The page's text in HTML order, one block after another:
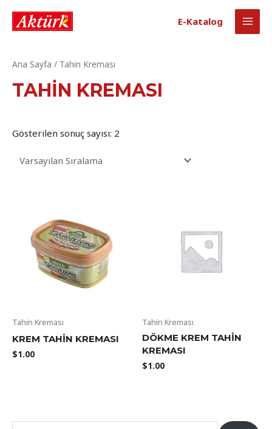
E-Katalog
Ana Sayfa / Tahin Kreması
TAHIN KREMASI
Gösterilen sonuç sayısı: 2
Tahin Kreması
KREM TAHIN KREMASI
$1.00
Tahin Kreması
DÖKME KREM TAHIN
KREMASI
$1.00